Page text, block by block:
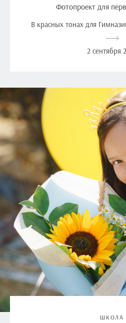
Фотопроект для
В красных тонах для
2 сентября
ШКОЛА